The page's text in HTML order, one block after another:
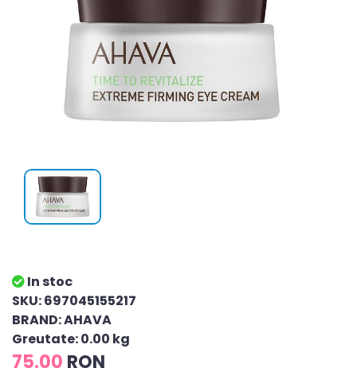
In stoc
SKU: 697045155217
BRAND: AHAVA
Greutate: 0.00 kg
75.00 RON